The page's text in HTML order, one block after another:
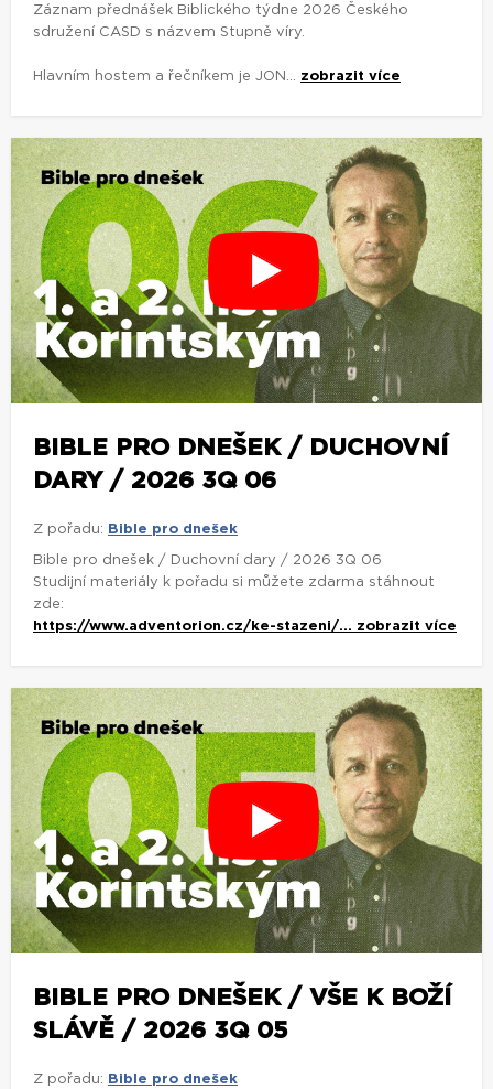
Záznam přednášek Biblického týdne 2026 Českého
sdružení CASD s názvem Stupně víry.
Hlavním hostem a řečníkem je JON... zobrazit více
BIBLE PRO DNEŠEK / DUCHOVNÍ
DARY / 2026 3Q 06
Z pořadu: Bible pro dnešek
Bible pro dnešek / Duchovní dary / 2026 3Q 06
Studijní materiály k pořadu si můžete zdarma stáhnout
zde:
https://www.adventorion.cz/ke-stazeni/... zobrazit více
BIBLE PRO DNEŠEK / VŠE K BOŽÍ
SLÁVĚ / 2026 3Q 05
Z pořadu: Bible pro dnešek